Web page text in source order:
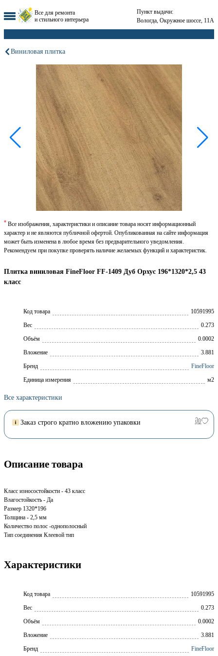
Все для ремонта
и стильного интерьера
Пункт выдачи:
Вологда, Окружное шоссе, 11А
Виниловая плитка
Плитка виниловая FineFloor FF-1409 Дуб Орхус 196*1320*2,5 43
класс
Код товара
10591995
Вес
0.273
Объём
0.0002
Вложение
3.881
Брeнд
FineFloor
Единица измерения
м2
Все характеристики
* Все изображения, характеристики и описание товара носят информационный
характер и не являются публичной офертой. Опубликованная на сайте информация
может быть изменена в любое время без предварительного уведомления.
Рекомендуем при покупке проверять наличие желаемых функций и характеристик.
Заказ строго кратно вложению упаковки
Описание товара
Класс износостойкости - 43 класс
Влагостойкость - Да
Размер 1320*196
Толщина - 2,5 мм
Количество полос -однополосный
Тип соединения Клеевой тип
Характеристики
Код товара
10591995
Вес
0.273
Объём
0.0002
Вложение
3.881
Бренд
FineFloor